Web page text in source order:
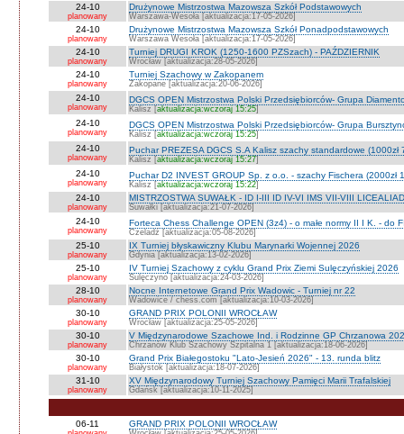
24-10
planowany
Drużynowe Mistrzostwa Mazowsza Szkół Podstawowych
Warszawa-Wesoła [aktualizacja:17-05-2026]
24-10
planowany
Drużynowe Mistrzostwa Mazowsza Szkół Ponadpodstawowych
Warszawa Wesoła [aktualizacja:17-05-2026]
24-10
planowany
Turniej DRUGI KROK (1250-1600 PZSzach) - PAŹDZIERNIK
Wrocław [aktualizacja:28-05-2026]
24-10
planowany
Turniej Szachowy w Zakopanem
Zakopane [aktualizacja:20-06-2026]
24-10
planowany
DGCS OPEN Mistrzostwa Polski Przedsiębiorców- Grupa
Kalisz [aktualizacja:wczoraj 15:25]
24-10
planowany
DGCS OPEN Mistrzostwa Polski Przedsiębiorców- Grupa
Kalisz [aktualizacja:wczoraj 15:25]
24-10
planowany
Puchar PREZESA DGCS S.A Kalisz szachy standardowe (1000zł
Kalisz [aktualizacja:wczoraj 15:27]
24-10
planowany
Puchar D2 INVEST GROUP Sp. z o.o. - szachy Fischera (2000zł
Kalisz [aktualizacja:wczoraj 15:22]
24-10
planowany
MISTRZOSTWA SUWAŁK - ID I-III ID IV-VI IMS VII-VIII
Suwałki [aktualizacja:21-07-2026]
24-10
planowany
Forteca Chess Challenge OPEN (3z4) - o małe normy II I K. - do
Czeladź [aktualizacja:05-08-2026]
25-10
planowany
IX Turniej błyskawiczny Klubu Marynarki Wojennej 2026
Gdynia [aktualizacja:13-02-2026]
25-10
planowany
IV Turniej Szachowy z cyklu Grand Prix Ziemi Sulęczyńskiej 2026
Sulęczyno [aktualizacja:24-03-2026]
28-10
planowany
Nocne Internetowe Grand Prix Wadowic - Turniej nr 22
Wadowice / chess.com [aktualizacja:10-03-2026]
30-10
planowany
GRAND PRIX POLONII WROCŁAW
Wrocław [aktualizacja:25-05-2026]
30-10
planowany
V Międzynarodowe Szachowe Ind. i Rodzinne GP Chrzanowa
Chrzanów Klub Szachowy Szpitalna 1 [aktualizacja:18-06-2026]
30-10
planowany
Grand Prix Białegostoku "Lato-Jesień 2026" - 13. runda blitz
Białystok [aktualizacja:18-07-2026]
31-10
planowany
XV Międzynarodowy Turniej Szachowy Pamięci Marii Trafalskiej
Gdańsk [aktualizacja:10-11-2025]
06-11 GRAND PRIX POLONII WROCŁAW